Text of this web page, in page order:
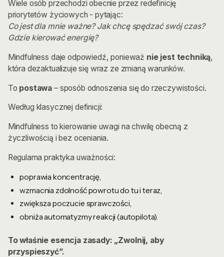
Wiele osób przechodzi obecnie przez redefinicję
priorytetów życiowych - pytając:
Co jest dla mnie ważne? Jak chcę spędzać swój czas?
Gdzie kierować energię?
Mindfulness daje odpowiedź, ponieważ nie jest techniką,
która dezaktualizuje się wraz ze zmianą warunków.
To postawa – sposób odnoszenia się do rzeczywistości.
Według klasycznej definicji:
Mindfulness to kierowanie uwagi na chwilę obecną z
życzliwością i bez oceniania.
Regularna praktyka uważności:
poprawia koncentrację,
wzmacnia zdolność powrotu do tu i teraz,
zwiększa poczucie sprawczości,
obniża automatyzmy reakcji (autopilota).
To właśnie esencja zasady: „Zwolnij, aby
przyspieszyć”.